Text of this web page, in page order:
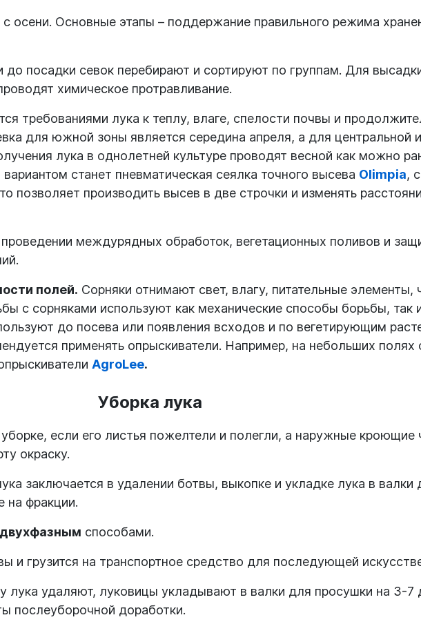
осени. Основные этапы – поддержание правильного режима
до посадки севок перебирают и сортируют по группам. Для
химическое протравливание.
требованиями лука к теплу, влаге, спелости почвы и
для южной зоны является середина апреля, а для центральной
лука в однолетней культуре проводят весной как можно
станет пневматическая сеялка точного высева Olimpia,
позволяет производить высев в две строчки и изменять
междурядных обработок, вегетационных поливов и
полей. Сорняки отнимают свет, влагу, питательные элементы,
с сорняками используют как механические способы борьбы, так
до посева или появления всходов и по вегетирующим
применять опрыскиватели. Например, на небольших полях
AgroLee.
Уборка лука
если его листья пожелтели и полегли, а наружные кроющие
окраску.
заключается в удалении ботвы, выкопке и укладке лука в валки
на фракции.
двухфазным способами.
и грузится на транспортное средство для последующей
лука удаляют, луковицы укладывают в валки для просушки на 3-7
послеуборочной доработки.